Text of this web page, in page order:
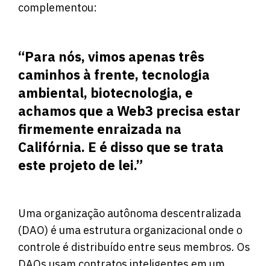
complementou:
“Para nós, vimos apenas três
caminhos à frente, tecnologia
ambiental, biotecnologia, e
achamos que a Web3 precisa estar
firmemente enraizada na
Califórnia. E é disso que se trata
este projeto de lei.”
Uma organização autônoma descentralizada
(DAO) é uma estrutura organizacional onde o
controle é distribuído entre seus membros. Os